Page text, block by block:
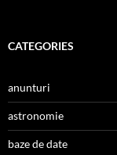
CATEGORIES
anunturi
astronomie
baze de date